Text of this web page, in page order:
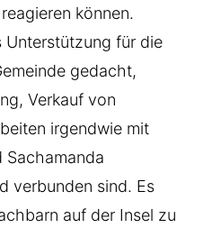
können.
Unterstützung für die
gedacht,
Verkauf von
irgendwie mit
Sachamanda
verbunden sind. Es
auf der Insel zu